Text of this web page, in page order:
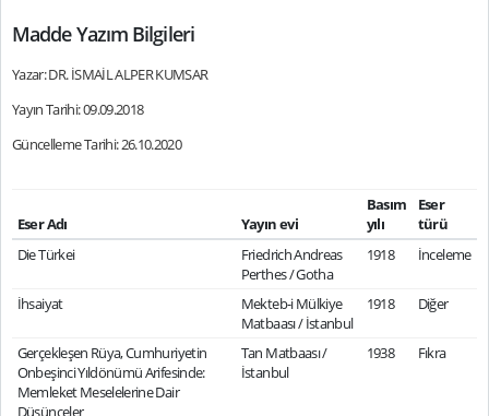
Madde Yazım Bilgileri
Yazar: DR. İSMAİL ALPER KUMSAR
Yayın Tarihi: 09.09.2018
Güncelleme Tarihi: 26.10.2020
Eser Adı Yayın evi
Basım
yılı
Eser
türü
Die Türkei
Friedrich Andreas
Perthes / Gotha
1918 İnceleme
İhsaiyat
Mekteb-i Mülkiye
Matbaası / İstanbul
1918 Diğer
Gerçekleşen Rüya, Cumhuriyetin
Onbeşinci Yıldönümü Arifesinde:
Memleket Meselelerine Dair
Düşünceler
Tan Matbaası /
İstanbul
1938 Fıkra